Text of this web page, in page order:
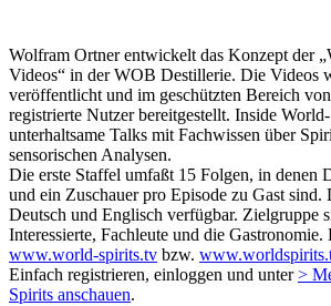
Wolfram Ortner entwickelt das Konzept der
Videos“ in der WOB Destillerie. Die Videos
veröffentlicht und im geschützten Bereich
registrierte Nutzer bereitgestellt. Inside
unterhaltsame Talks mit Fachwissen über
sensorischen Analysen.
Die erste Staffel umfaßt 15 Folgen, in denen
und ein Zuschauer pro Episode zu Gast sind.
Deutsch und Englisch verfügbar. Zielgruppe
Interessierte, Fachleute und die
www.world-spirits.tv bzw.
Einfach registrieren, einloggen und unter>
Spirits anschauen.